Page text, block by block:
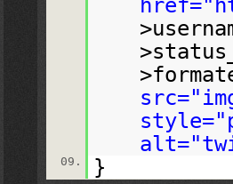
href="
09. }